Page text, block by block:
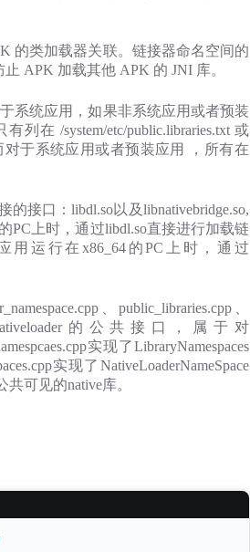
的类加载器关联。链接器命名空间的
APK 加载其他 APK 的 JNI 库。
系统应用，如果非系统应用或者预装
在 /system/etc/public.libraries.txt 或
对于系统应用或者预装应用 ，所有在
接口：libdl.so以及libnativebridge.so,
PC上时，通过libdl.so直接进行加载链
运行在x86_64的PC上时，通过
、public_libraries.cpp、
的公共接口，属于对
实现了LibraryNamespaces
实现了NativeLoaderNameSpace
可见的native库。